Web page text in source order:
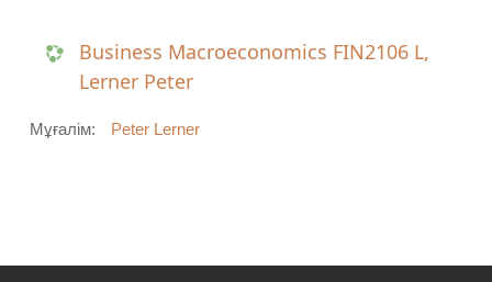
Business Macroeconomics FIN2106 L,
Lerner Peter
Мұғалім: Peter Lerner